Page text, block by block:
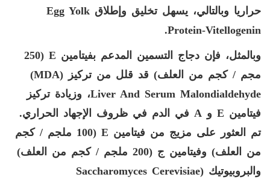
حراريا وبالتالي، يسهل تخليق وإطلاق Egg Yolk
Protein-Vitellogenin
.
وبالمثل، فإن دجاج التسمين المدعم بفيتامين E
(250
مجم / كجم من العلف) قد قلل من تركيز (MDA
)
Liver And Serum Malondialdehyde، وزيادة تركيز
فيتامين E و A في الدم في ظروف الإجهاد الحراري.
تم العثور على مزيج من فيتامين E
(100 ملجم / كجم
من العلف) وفيتامين ج (200 ملجم / كجم من العلف)
والبروبيوتيك (Saccharomyces Cerevisiae